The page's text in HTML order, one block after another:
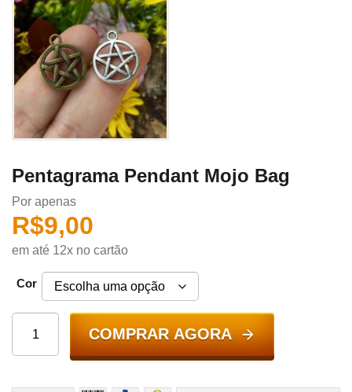
Pentagrama Pendant Mojo Bag
Por apenas
R$9,00
em até 12x no cartão
Cor
COMPRAR AGORA